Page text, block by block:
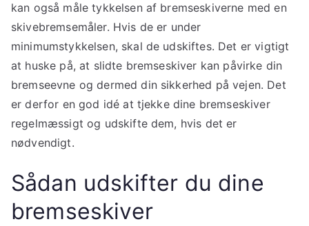
kan også måle tykkelsen af bremseskiverne med en
skivebremsemåler. Hvis de er under
minimumstykkelsen, skal de udskiftes. Det er vigtigt
at huske på, at slidte bremseskiver kan påvirke din
bremseevne og dermed din sikkerhed på vejen. Det
er derfor en god idé at tjekke dine bremseskiver
regelmæssigt og udskifte dem, hvis det er
nødvendigt.
Sådan udskifter du dine
bremseskiver